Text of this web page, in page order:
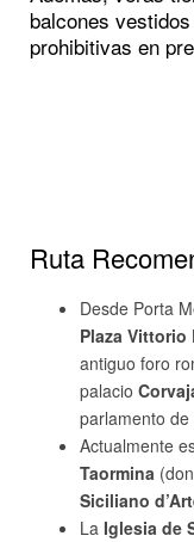
balcones
prohibitivas en
Ruta
Desde Porta
Plaza Vittorio
antiguo foro
palacio
parlamento
Actualmente
Taormina
Siciliano
La Iglesia de